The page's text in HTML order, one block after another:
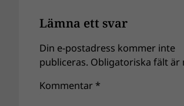
Lämna ett svar
Din e-postadress kommer inte
publiceras. Obligatoriska fält är
Kommentar *